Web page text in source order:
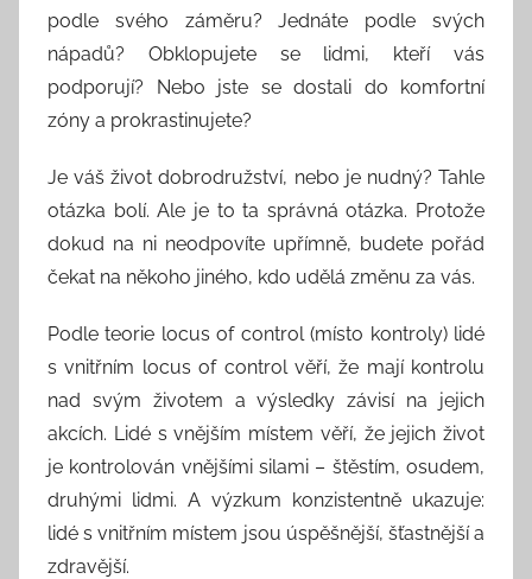
podle svého záměru? Jednáte podle svých
nápadů? Obklopujete se lidmi, kteří vás
podporují? Nebo jste se dostali do komfortní
zóny a prokrastinujete?
Je váš život dobrodružství, nebo je nudný? Tahle
otázka bolí. Ale je to ta správná otázka. Protože
dokud na ni neodpovíte upřímně, budete pořád
čekat na někoho jiného, kdo udělá změnu za vás.
Podle teorie locus of control (místo kontroly) lidé
s vnitřním locus of control věří, že mají kontrolu
nad svým životem a výsledky závisí na jejich
akcích. Lidé s vnějším místem věří, že jejich život
je kontrolován vnějšími silami – štěstím, osudem,
druhými lidmi. A výzkum konzistentně ukazuje:
lidé s vnitřním místem jsou úspěšnější, šťastnější a
zdravější.